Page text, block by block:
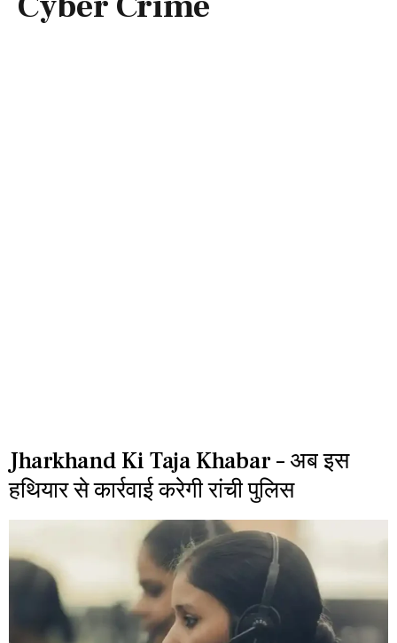
Jharkhand Ki Taja Khabar – अब इस
हथियार से कार्रवाई करेगी रांची पुलिस